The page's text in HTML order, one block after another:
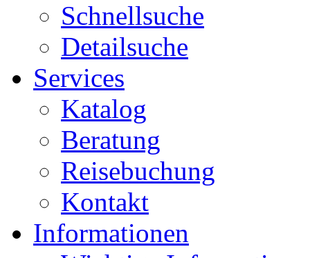
Schnellsuche
Detailsuche
Services
Katalog
Beratung
Reisebuchung
Kontakt
Informationen